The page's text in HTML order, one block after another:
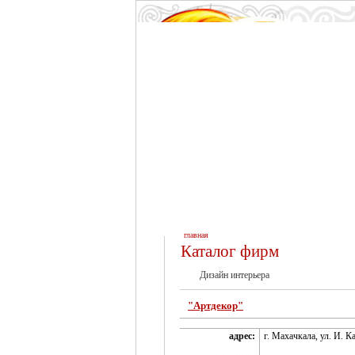
главная
Каталог фирм
Дизайн интерьера
"Артдекор"
адрес: г. Махачкала, ул. И.